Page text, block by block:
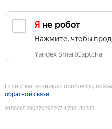
Я не робот
Нажмите, чтобы
Yandex SmartCaptcha
Если у вас возникли проблемы,
обратной связи
9188065390270292207:1786180285